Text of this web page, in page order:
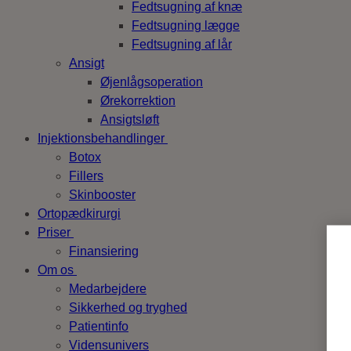
Fedtsugning af knæ
Fedtsugning lægge
Fedtsugning af lår
Ansigt
Øjenlågsoperation
Ørekorrektion
Ansigtsløft
Injektionsbehandlinger
Botox
Fillers
Skinbooster
Ortopædkirurgi
Priser
Finansiering
Om os
Medarbejdere
Sikkerhed og tryghed
Patientinfo
Vidensunivers